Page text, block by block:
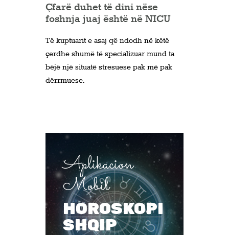
Çfarë duhet të dini nëse
foshnja juaj është në NICU
Të kuptuarit e asaj që ndodh në këtë
çerdhe shumë të specializuar mund ta
bëjë një situatë stresuese pak më pak
dërrmuese.
Aplikacion
Mobil
HOROSKOPI
SHQIP